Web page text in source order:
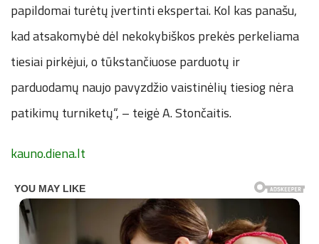
papildomai turėtų įvertinti ekspertai. Kol kas panašu,
kad atsakomybė dėl nekokybiškos prekės perkeliama
tiesiai pirkėjui, o tūkstančiuose parduotų ir
parduodamų naujo pavyzdžio vaistinėlių tiesiog nėra
patikimų turniketų“, – teigė A. Stončaitis.
kauno.diena.lt